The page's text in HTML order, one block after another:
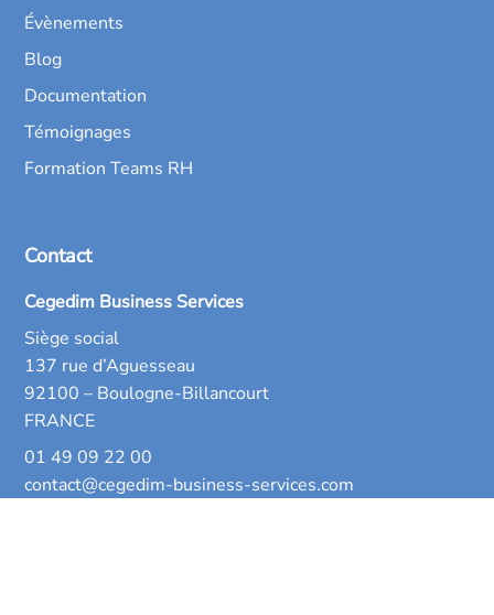
Évènements
Blog
Documentation
Témoignages
Formation Teams RH
Contact
Cegedim Business Services
Siège social
137 rue d’Aguesseau
92100 – Boulogne-Billancourt
FRANCE
01 49 09 22 00
contact@cegedim-business-services.com